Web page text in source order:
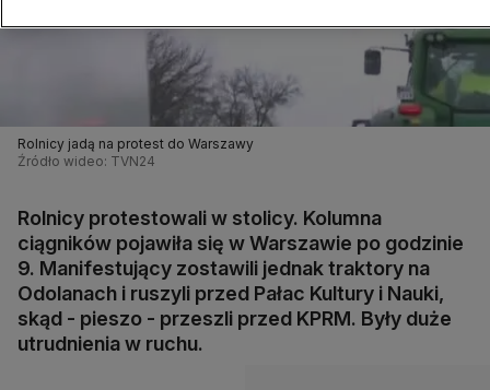
Rolnicy jadą na protest do Warszawy
Źródło wideo: TVN24
Rolnicy protestowali w stolicy. Kolumna
ciągników pojawiła się w Warszawie po godzinie
9. Manifestujący zostawili jednak traktory na
Odolanach i ruszyli przed Pałac Kultury i Nauki,
skąd - pieszo - przeszli przed KPRM. Były duże
utrudnienia w ruchu.